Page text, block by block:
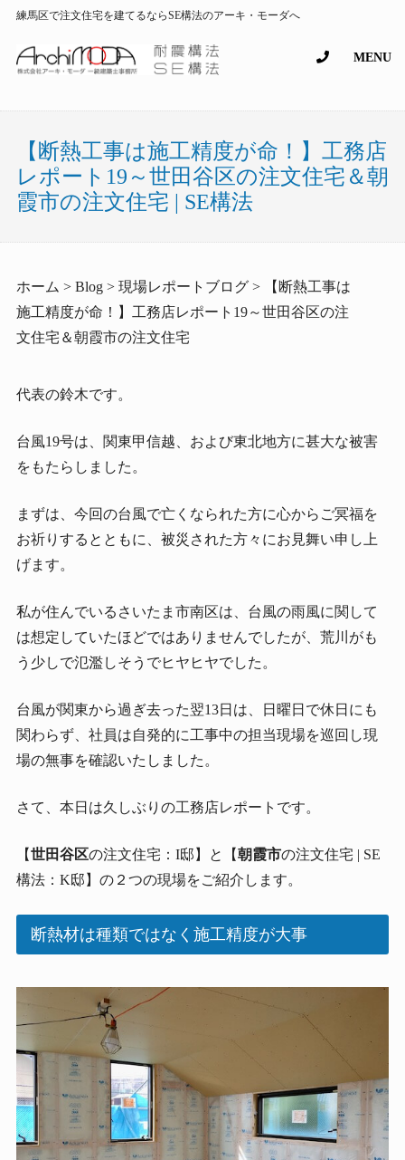
練馬区で注文住宅を建てるならSE構法のアーキ・モーダへ
MENU
【断熱工事は施工精度が命！】工務店
レポート19～世田谷区の注文住宅＆朝
霞市の注文住宅 | SE構法
ホーム > Blog > 現場レポートブログ > 【断熱工事は
施工精度が命！】工務店レポート19～世田谷区の注
文住宅＆朝霞市の注文住宅
代表の鈴木です。
台風19号は、関東甲信越、および東北地方に甚大な被害
をもたらしました。
まずは、今回の台風で亡くなられた方に心からご冥福を
お祈りするとともに、被災された方々にお見舞い申し上
げます。
私が住んでいるさいたま市南区は、台風の雨風に関して
は想定していたほどではありませんでしたが、荒川がも
う少しで氾濫しそうでヒヤヒヤでした。
台風が関東から過ぎ去った翌13日は、日曜日で休日にも
関わらず、社員は自発的に工事中の担当現場を巡回し現
場の無事を確認いたしました。
さて、本日は久しぶりの工務店レポートです。
【世田谷区の注文住宅：I邸】と【朝霞市の注文住宅 | SE
構法：K邸】の２つの現場をご紹介します。
断熱材は種類ではなく施工精度が大事